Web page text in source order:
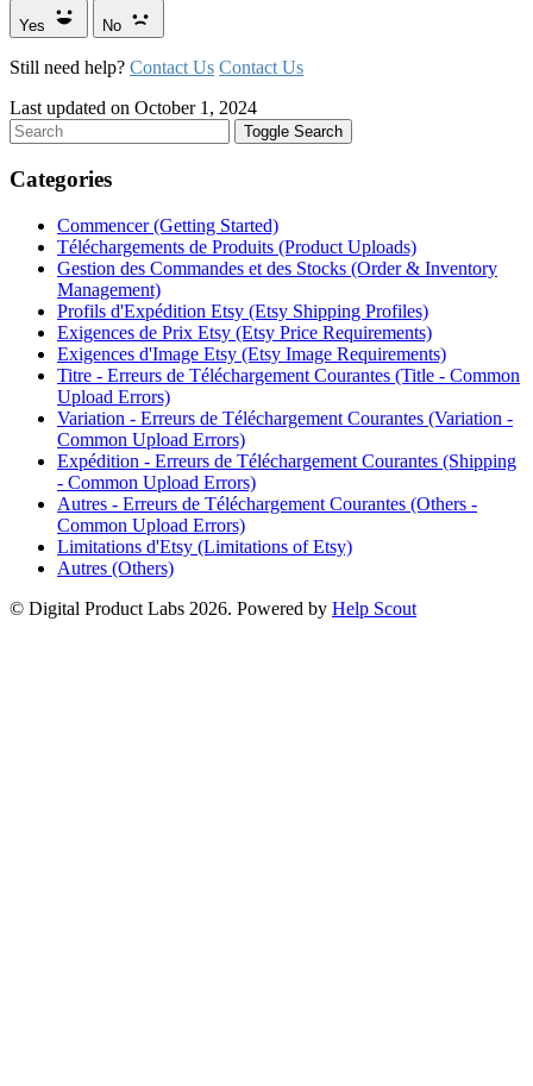
Yes No
Still need help? Contact Us Contact Us
Last updated on October 1, 2024
Toggle Search
Categories
Commencer (Getting Started)
Téléchargements de Produits (Product Uploads)
Gestion des Commandes et des Stocks (Order & Inventory
Management)
Profils d'Expédition Etsy (Etsy Shipping Profiles)
Exigences de Prix Etsy (Etsy Price Requirements)
Exigences d'Image Etsy (Etsy Image Requirements)
Titre - Erreurs de Téléchargement Courantes (Title - Common
Upload Errors)
Variation - Erreurs de Téléchargement Courantes (Variation -
Common Upload Errors)
Expédition - Erreurs de Téléchargement Courantes (Shipping
- Common Upload Errors)
Autres - Erreurs de Téléchargement Courantes (Others -
Common Upload Errors)
Limitations d'Etsy (Limitations of Etsy)
Autres (Others)
© Digital Product Labs 2026. Powered by Help Scout